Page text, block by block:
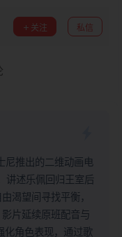
关注 私信
尼推出的二维动画电
讲述乐佩回归王室后
渴望间寻找平衡，
片延续原班配音与
化角色表现，通过歌